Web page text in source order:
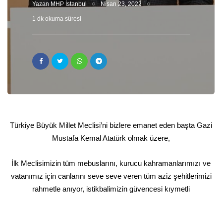
Yazan MHP İstanbul Nisan 23, 2022
1 dk okuma süresi
Türkiye Büyük Millet Meclisi’ni bizlere emanet eden başta Gazi
Mustafa Kemal Atatürk olmak üzere,
İlk Meclisimizin tüm mebuslarını, kurucu kahramanlarımızı ve
vatanımız için canlarını seve seve veren tüm aziz şehitlerimizi
rahmetle anıyor, istikbalimizin güvencesi kıymetli